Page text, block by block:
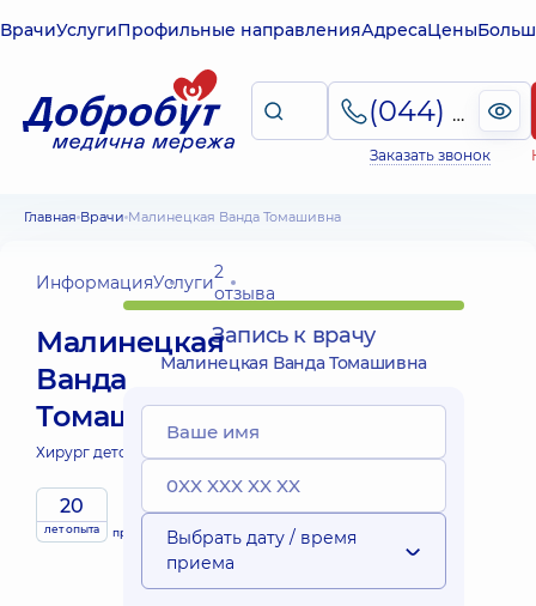
ВрачиУслугиПрофильные направленияАдресаЦены
(044) 495-2-888
Заказать звонок
Главная Врачи Малинецкая Ванда Томашивна
ИнформацияУслуги2
отзыва
Малинецкая
Ванда
Томашивна
Хирург детский;
20
лет опыта
принимает
Запись к врачу
Малинецкая Ванда Томашивна
Выбрать дату / время
приема